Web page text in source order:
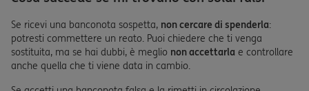
Se ricevi una banconota sospetta, non cercare di spenderla:
potresti commettere un reato. Puoi chiedere che ti venga
sostituita, ma se hai dubbi, è meglio non accettarla e controllare
anche quella che ti viene data in cambio.